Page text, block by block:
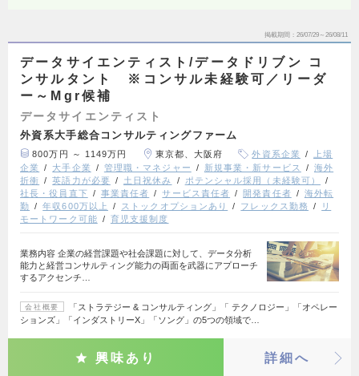
掲載期間 26/07/29～26/08/11
データサイエンティスト/データドリブン コ
ンサルタント ※コンサル未経験可／リーダ
ー～Mgr候補
データサイエンティスト
外資系大手総合コンサルティングファーム
800万円 ～ 1149万円 東京都、大阪府 外資系企業
上場
企業
大手企業 管理職・マネジャー 新規事業・新サービス
海外
折衝
英語力が必要 土日祝休み
ポテンシャル採用（未経験可）
社長・役員直下
事業責任者 サービス責任者 開発責任者
海外転
勤
年収600万以上 ストックオプションあり フレックス勤務
リ
モートワーク可能
育児支援制度
業務内容 企業の経営課題や社会課題に対して、データ分析
能力と経営コンサルティング能力の両面を武器にアプローチ
するアクセンチ…
会社概要
「ストラテジー & コンサルティング」「 テクノロジー」「オペレー
ションズ」「インダストリーX」「ソング」の5つの領域で…
興味あり 詳細へ